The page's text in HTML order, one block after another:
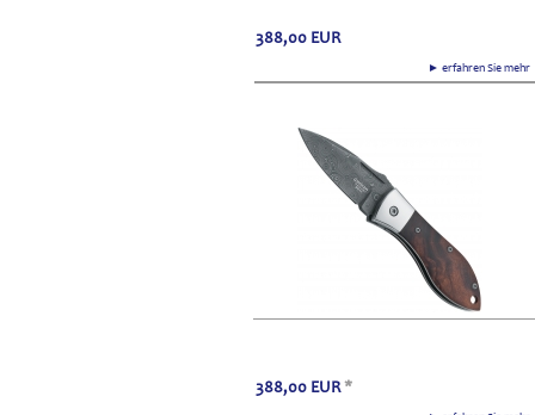
► erfahren Sie
388,00 EUR
388,00 EUR *